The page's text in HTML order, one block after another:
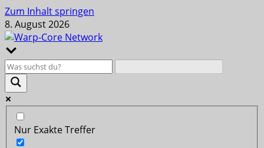
Zum Inhalt springen
8. August 2026
Nur Exakte Treffer